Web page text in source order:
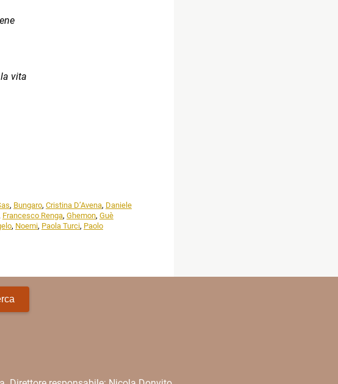
la vita
, Bungaro, Cristina D’Avena, Daniele
Francesco Renga, Ghemon, Guè
, Noemi, Paola Turci, Paolo